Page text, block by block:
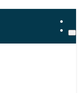
ク管理の秘訣